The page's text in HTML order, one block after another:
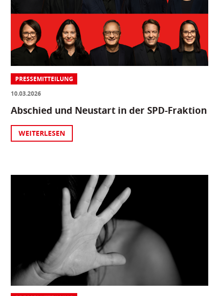
PRESSEMITTEILUNG
10.03.2026
Abschied und Neustart in der SPD-Fraktion
WEITERLESEN